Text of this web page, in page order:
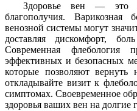
Здоровье вен — это
благополучия. Варикозная
венозной системы могут
доставляя дискомфорт,
Современная флебология
эффективных и безопасных
которые позволяют вернуть
откладывайте визит к
симптомах. Своевременное
здоровья ваших вен на долгие